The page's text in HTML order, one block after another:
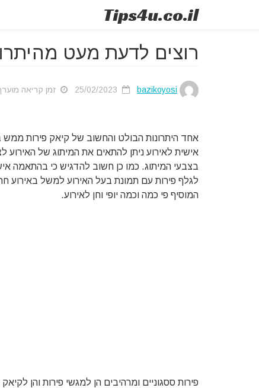
Tips4u.co.il
רוצים לדעת מעט
bazikoyosi זמן קריאה מוערך: 1
אחד היתרונות הבולט והחשוב של קיאק פירות ממש
אישית לאירוע ניתן להתאים את המיתוג של האירוע
בצבעי המיתוג. כמו כן חשוב להדגיש כי בהתאמה
לגלף פירות עם תמונת בעל האירוע למשל באירוע
המוסיף פי כמה וכמה יופי וחן לאירוע.
פירות ססגוניים ומרהיבים הן למגשי פירות והן